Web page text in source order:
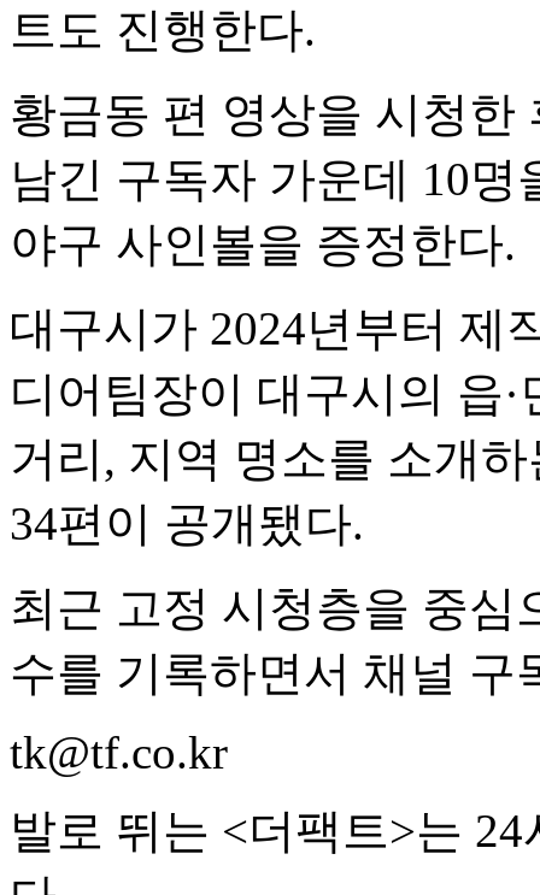
트도 진행한다.
황금동 편 영상을 시청한
남긴 구독자 가운데 10
야구 사인볼을 증정한다.
대구시가 2024년부터 제
디어팀장이 대구시의 읍
거리, 지역 명소를 소개
34편이 공개됐다.
최근 고정 시청층을 중심
수를 기록하면서 채널 구
tk@tf.co.kr
발로 뛰는 <더팩트>는